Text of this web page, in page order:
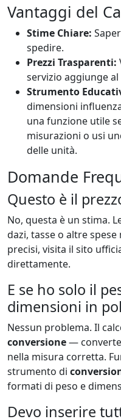
Vantaggi del
Stime Chiare:
spedire.
Prezzi Trasparenti:
servizio aggiunge
Strumento
dimensioni
una funzione utile
misurazioni o usi
delle unità.
Domande
Questo è il
No, questa è un stima.
dazi, tasse o altre
precisi, visita il sito
direttamente.
E se ho solo il
dimensioni in
Nessun problema. Il
conversione—
nella misura corretta.
strumento di
formati di peso e
Devo inserire